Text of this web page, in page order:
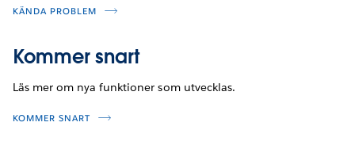
KÄNDA PROBLEM
Kommer snart
Läs mer om nya funktioner som utvecklas.
KOMMER SNART